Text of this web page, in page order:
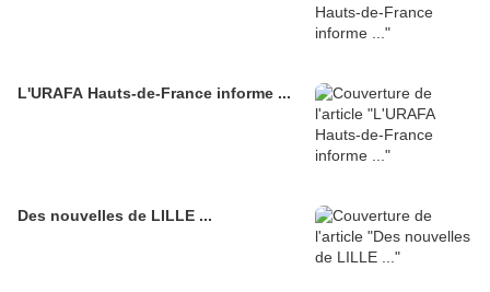
L'URAFA Hauts-de-France informe ...
Des nouvelles de LILLE ...